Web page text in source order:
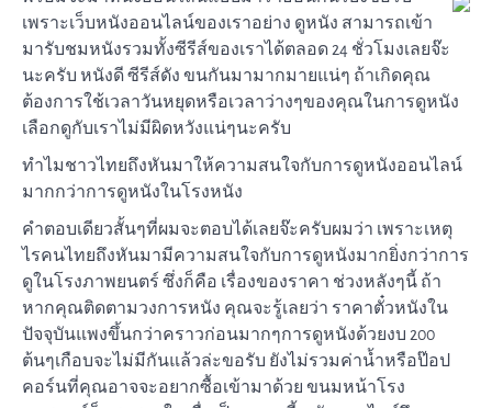
เพราะเว็บหนังออนไลน์ของเราอย่าง ดูหนัง สามารถเข้า
มารับชมหนังรวมทั้งซีรีส์ของเราได้ตลอด 24 ชั่วโมงเลยจ๊ะ
นะครับ หนังดี ซีรีส์ดัง ขนกันมามากมายแน่ๆ ถ้าเกิดคุณ
ต้องการใช้เวลาวันหยุดหรือเวลาว่างๆของคุณในการดูหนัง
เลือกดูกับเราไม่มีผิดหวังแน่ๆนะครับ
ทำไมชาวไทยถึงหันมาให้ความสนใจกับการดูหนังออนไลน์
มากกว่าการดูหนังในโรงหนัง
คำตอบเดียวสั้นๆที่ผมจะตอบได้เลยจ๊ะครับผมว่า เพราะเหตุ
ไรคนไทยถึงหันมามีความสนใจกับการดูหนังมากยิ่งกว่าการ
ดูในโรงภาพยนตร์ ซึ่งก็คือ เรื่องของราคา ช่วงหลังๆนี้ ถ้า
หากคุณติดตามวงการหนัง คุณจะรู้เลยว่า ราคาตั๋วหนังใน
ปัจจุบันแพงขึ้นกว่าคราวก่อนมากๆการดูหนังด้วยงบ 200
ต้นๆเกือบจะไม่มีกันแล้วล่ะขอรับ ยังไม่รวมค่าน้ำหรือป๊อป
คอร์นที่คุณอาจจะอยากซื้อเข้ามาด้วย ขนมหน้าโรง